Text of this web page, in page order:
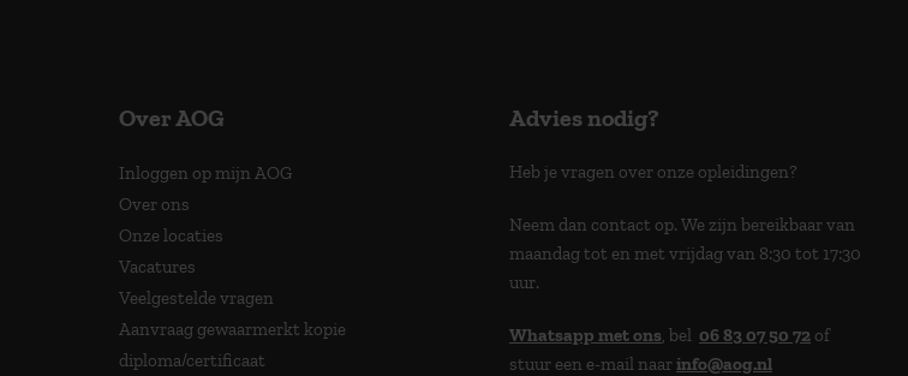
Over AOG
Inloggen op mijn AOG
Over ons
Onze locaties
Vacatures
Veelgestelde vragen
Aanvraag gewaarmerkt kopie
diploma/certificaat
Advies nodig?
Heb je vragen over onze opleidingen?
Neem dan contact op. We zijn bereikbaar van
maandag tot en met vrijdag van 8:30 tot 17:30
uur.
Whatsapp met ons, bel 06 83 07 50 72 of
stuur een e-mail naarinfo@aog.nl